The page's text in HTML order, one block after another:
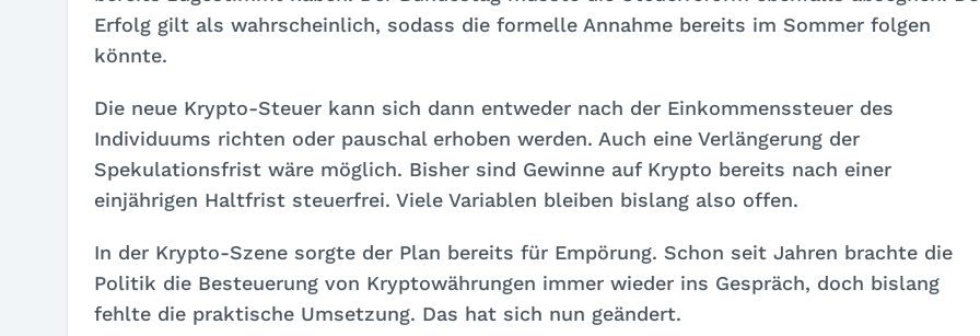
Erfolg gilt als wahrscheinlich, sodass die formelle Annahme bereits im Sommer folgen
könnte.
Die neue Krypto-Steuer kann sich dann entweder nach der Einkommenssteuer des
Individuums richten oder pauschal erhoben werden. Auch eine Verlängerung der
Spekulationsfrist wäre möglich. Bisher sind Gewinne auf Krypto bereits nach einer
einjährigen Haltfrist steuerfrei. Viele Variablen bleiben bislang also offen.
In der Krypto-Szene sorgte der Plan bereits für Empörung. Schon seit Jahren brachte die
Politik die Besteuerung von Kryptowährungen immer wieder ins Gespräch, doch bislang
fehlte die praktische Umsetzung. Das hat sich nun geändert.